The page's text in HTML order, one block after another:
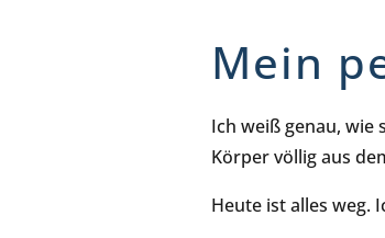
Mein
Ich weiß genau, wie
Körper völlig aus
Heute ist alles weg.